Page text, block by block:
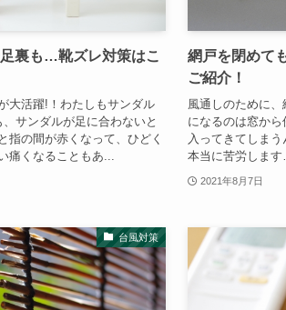
裏も…靴ズレ対策はこ
大活躍!！わたしもサンダル
サンダルが足に合わないと
指の間が赤くなって、ひどく
痛くなることもあ...
網戸を閉めて
ご紹介！
風通しのために
になるのは窓か
入ってきてしま
本当に苦労しま
2021年8月7日
台風対策